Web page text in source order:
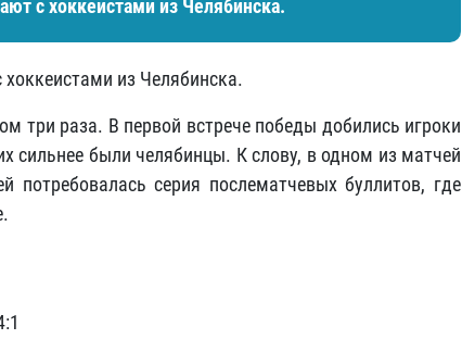
с хоккеистами из Челябинска.
из Челябинска.
три раза. В первой встрече победы добились игроки
сильнее были челябинцы. К слову, в одном из матчей
потребовалась серия послематчевых буллитов, где